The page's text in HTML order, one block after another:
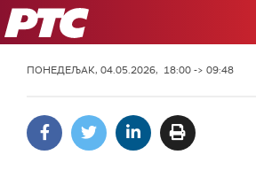
РТС
ПОНЕДЕЉАК, 04.05.2026, 18:00 -> 09:48